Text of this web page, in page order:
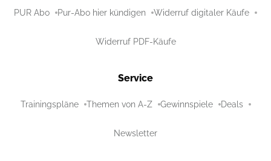
PUR Abo Pur-Abo hier kündigen Widerruf digitaler Käufe
Widerruf PDF-Käufe
Service
Trainingspläne Themen von A-Z Gewinnspiele Deals
Newsletter